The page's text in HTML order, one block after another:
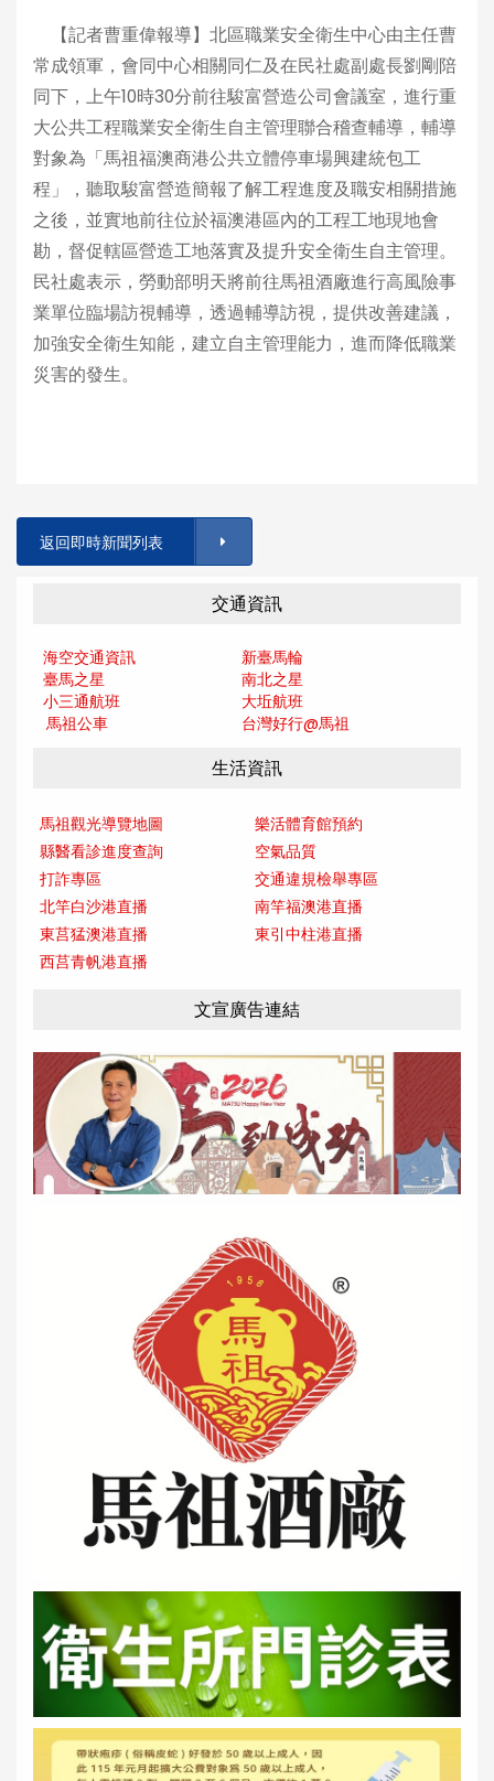
【記者曹重偉報導】北區職業安全衛生中心由主任曹
常成領軍，會同中心相關同仁及在民社處副處長劉剛陪
同下，上午10時30分前往駿富營造公司會議室，進行重
大公共工程職業安全衛生自主管理聯合稽查輔導，輔導
對象為「馬祖福澳商港公共立體停車場興建統包工
程」，聽取駿富營造簡報了解工程進度及職安相關措施
之後，並實地前往位於福澳港區內的工程工地現地會
勘，督促轄區營造工地落實及提升安全衛生自主管理。
民社處表示，勞動部明天將前往馬祖酒廠進行高風險事
業單位臨場訪視輔導，透過輔導訪視，提供改善建議，
加強安全衛生知能，建立自主管理能力，進而降低職業
災害的發生。
返回即時新聞列表
交通資訊
海空交通資訊
新臺馬輪
臺馬之星
南北之星
小三通航班
大坵航班
馬祖公車
台灣好行@馬祖
生活資訊
馬祖觀光導覽地圖
樂活體育館預約
縣醫看診進度查詢
空氣品質
打詐專區
交通違規檢舉專區
北竿白沙港直播
南竿福澳港直播
東莒猛澳港直播
東引中柱港直播
西莒青帆港直播
文宣廣告連結